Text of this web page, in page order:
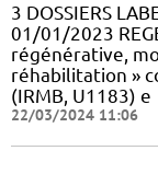
3 DOSSIERS
01/01/2023
régénérative,
réhabilitation »
(IRMB, U1183) e
22/03/2024 11:06